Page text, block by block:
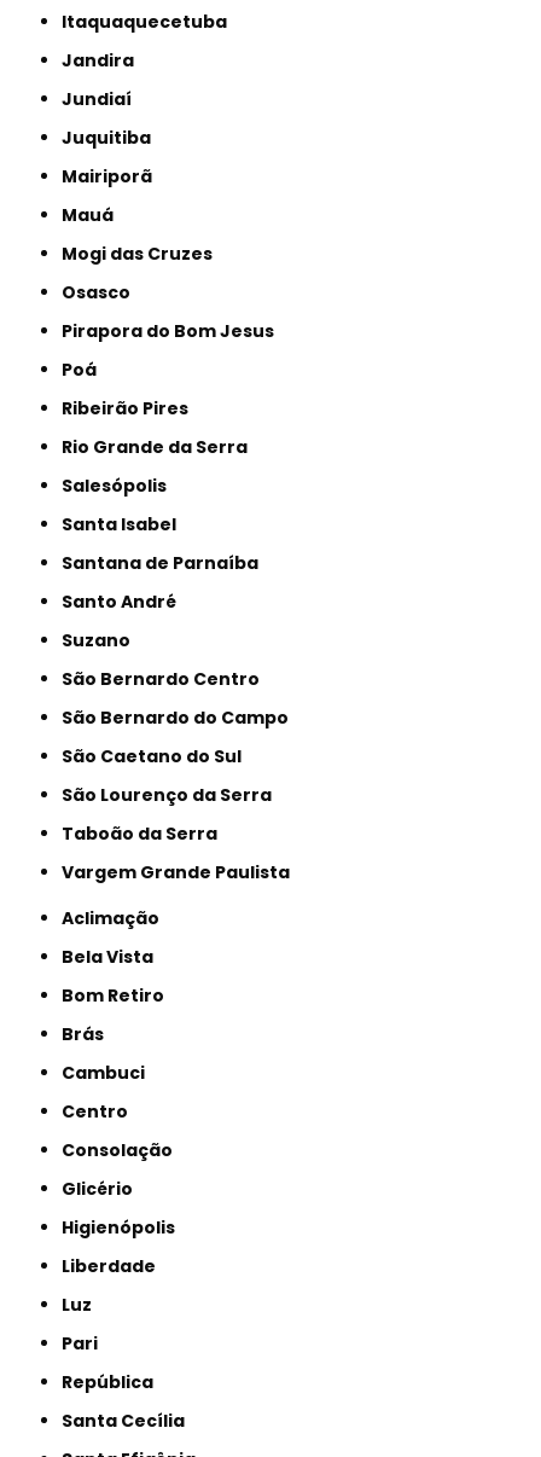
Itaquaquecetuba
Jandira
Jundiaí
Juquitiba
Mairiporã
Mauá
Mogi das Cruzes
Osasco
Pirapora do Bom Jesus
Poá
Ribeirão Pires
Rio Grande da Serra
Salesópolis
Santa Isabel
Santana de Parnaíba
Santo André
Suzano
São Bernardo Centro
São Bernardo do Campo
São Caetano do Sul
São Lourenço da Serra
Taboão da Serra
Vargem Grande Paulista
Aclimação
Bela Vista
Bom Retiro
Brás
Cambuci
Centro
Consolação
Glicério
Higienópolis
Liberdade
Luz
Pari
República
Santa Cecília